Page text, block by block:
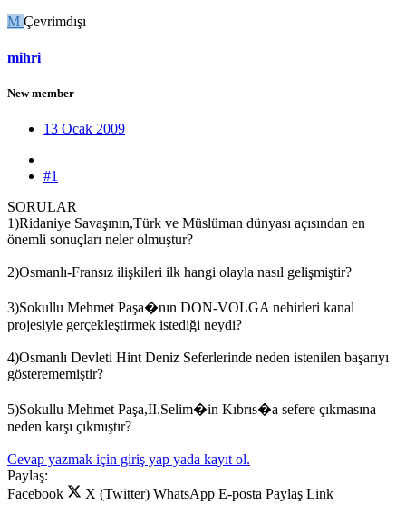
M Çevrimdışı
mihri
New member
13 Ocak 2009
#1
SORULAR
1)Ridaniye Savaşının,Türk ve Müslüman dünyası açısından en
önemli sonuçları neler olmuştur?
2)Osmanlı-Fransız ilişkileri ilk hangi olayla nasıl gelişmiştir?
3)Sokullu Mehmet Paşa�nın DON-VOLGA nehirleri kanal
projesiyle gerçekleştirmek istediği neydi?
4)Osmanlı Devleti Hint Deniz Seferlerinde neden istenilen başarıyı
gösterememiştir?
5)Sokullu Mehmet Paşa,II.Selim�in Kıbrıs�a sefere çıkmasına
neden karşı çıkmıştır?
Cevap yazmak için giriş yap yada kayıt ol.
Paylaş:
Facebook
X (Twitter) WhatsApp E-posta Paylaş Link